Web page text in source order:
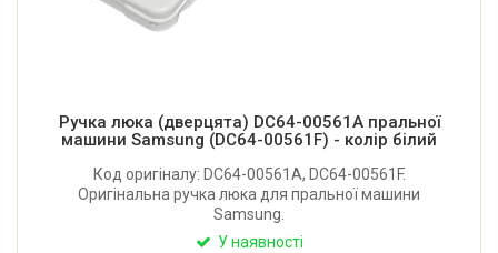
Ручка люка (дверцята) DC64-00561A пральної
машини Samsung (DC64-00561F) - колір білий
Код оригіналу: DC64-00561A, DC64-00561F.
Оригінальна ручка люка для пральної машини
Samsung.
У наявності